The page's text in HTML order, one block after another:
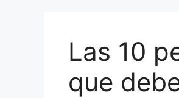
Las 10
que